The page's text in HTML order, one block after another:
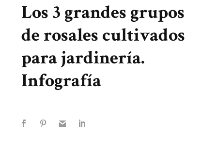
Los 3 grandes grupos
de rosales cultivados
para jardinería.
Infografía